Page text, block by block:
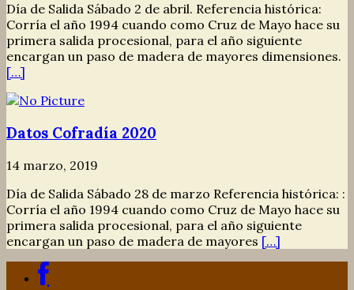
Día de Salida Sábado 2 de abril. Referencia histórica:
Corría el año 1994 cuando como Cruz de Mayo hace su
primera salida procesional, para el año siguiente
encargan un paso de madera de mayores dimensiones.
[…]
Datos Cofradía 2020
14 marzo, 2019
Día de Salida Sábado 28 de marzo Referencia histórica: :
Corría el año 1994 cuando como Cruz de Mayo hace su
primera salida procesional, para el año siguiente
encargan un paso de madera de mayores […]